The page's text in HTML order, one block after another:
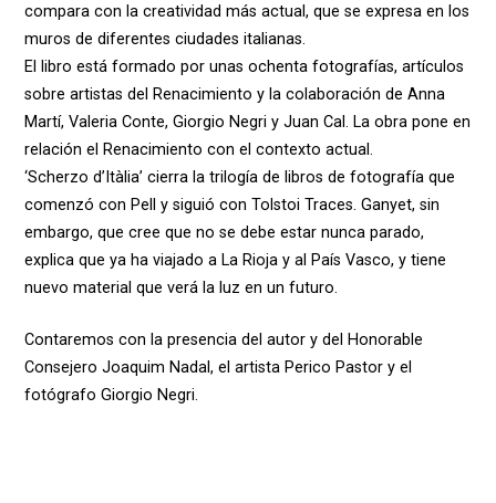
compara con la creatividad más actual, que se expresa en los
muros de diferentes ciudades italianas.
El libro está formado por unas ochenta fotografías, artículos
sobre artistas del Renacimiento y la colaboración de Anna
Martí, Valeria Conte, Giorgio Negri y Juan Cal. La obra pone en
relación el Renacimiento con el contexto actual.
‘Scherzo d’Itàlia’ cierra la trilogía de libros de fotografía que
comenzó con Pell y siguió con Tolstoi Traces. Ganyet, sin
embargo, que cree que no se debe estar nunca parado,
explica que ya ha viajado a La Rioja y al País Vasco, y tiene
nuevo material que verá la luz en un futuro.
Contaremos con la presencia del autor y del Honorable
Consejero Joaquim Nadal, el artista Perico Pastor y el
fotógrafo Giorgio Negri.